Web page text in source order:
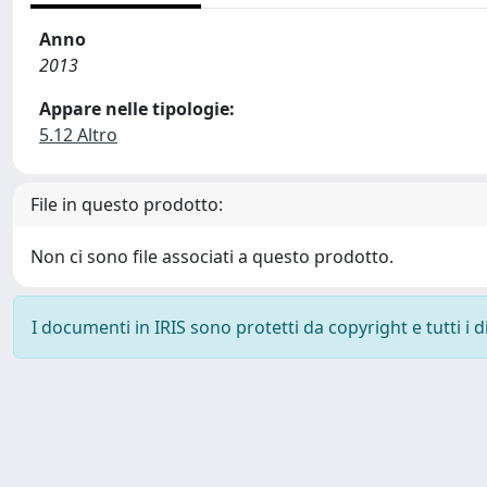
Anno
2013
Appare nelle tipologie:
5.12 Altro
File in questo prodotto:
Non ci sono file associati a questo prodotto.
I documenti in IRIS sono protetti da copyright e tutti i